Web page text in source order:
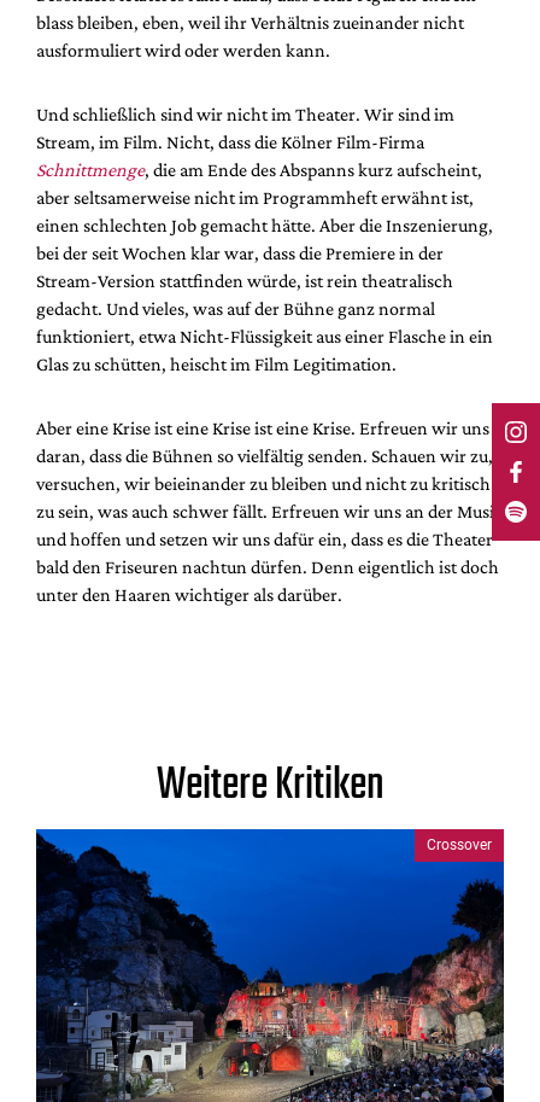
blass bleiben, eben, weil ihr Verhältnis zueinander nicht
ausformuliert wird oder werden kann.
Und schließlich sind wir nicht im Theater. Wir sind im
Stream, im Film. Nicht, dass die Kölner Film-Firma
Schnittmenge, die am Ende des Abspanns kurz aufscheint,
aber seltsamerweise nicht im Programmheft erwähnt ist,
einen schlechten Job gemacht hätte. Aber die Inszenierung,
bei der seit Wochen klar war, dass die Premiere in der
Stream-Version stattfinden würde, ist rein theatralisch
gedacht. Und vieles, was auf der Bühne ganz normal
funktioniert, etwa Nicht-Flüssigkeit aus einer Flasche in ein
Glas zu schütten, heischt im Film Legitimation.
Aber eine Krise ist eine Krise ist eine Krise. Erfreuen wir uns
daran, dass die Bühnen so vielfältig senden. Schauen wir zu,
versuchen, wir beieinander zu bleiben und nicht zu kritisch
zu sein, was auch schwer fällt. Erfreuen wir uns an der Musik
und hoffen und setzen wir uns dafür ein, dass es die Theater
bald den Friseuren nachtun dürfen. Denn eigentlich ist doch
unter den Haaren wichtiger als darüber.
Weitere Kritiken
Crossover